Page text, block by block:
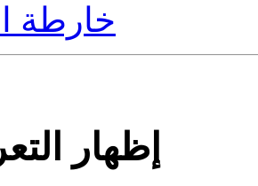
خارطة
إظهار